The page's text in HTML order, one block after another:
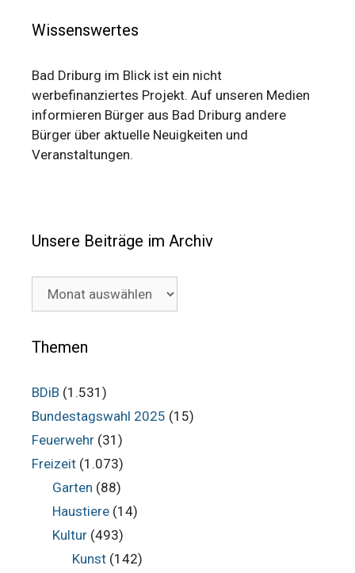
Wissenswertes
Bad Driburg im Blick ist ein nicht
werbefinanziertes Projekt. Auf unseren Medien
informieren Bürger aus Bad Driburg andere
Bürger über aktuelle Neuigkeiten und
Veranstaltungen.
Unsere Beiträge im Archiv
Archiv
Themen
BDiB (1.531)
Bundestagswahl 2025 (15)
Feuerwehr (31)
Freizeit (1.073)
Garten (88)
Haustiere(14)
Kultur(493)
Kunst (142)